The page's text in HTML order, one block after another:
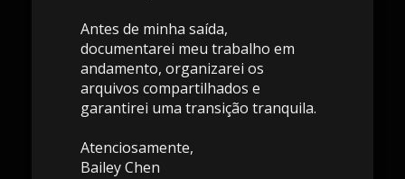
Antes de minha saída,
documentarei meu trabalho em
andamento, organizarei os
arquivos compartilhados e
garantirei uma transição tranquila.
Atenciosamente,
Bailey Chen